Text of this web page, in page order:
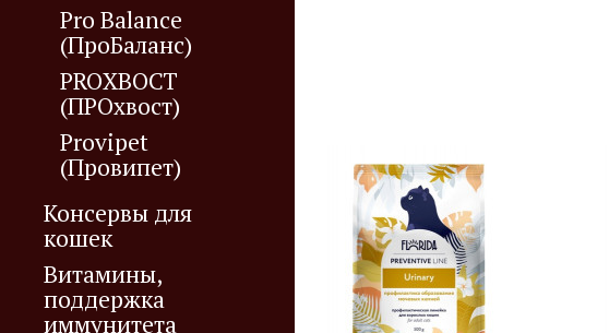
Pro Balance
(ПроБаланс)
PROХВОСТ
(ПРОхвост)
Provipet
(Провипет)
Консервы для
кошек
Витамины,
поддержка
иммунитета